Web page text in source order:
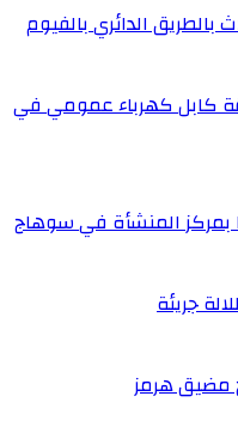
الدائري بالفيوم
كابل كهرباء عمومي في
بمركز المنشأة في سوهاج
جريئة